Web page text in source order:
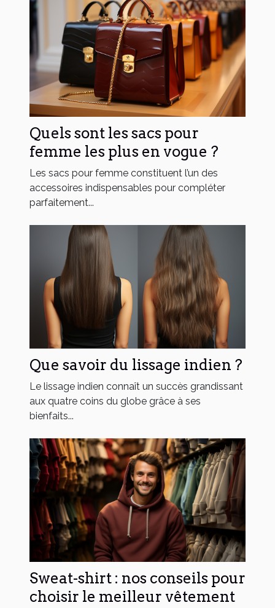
Quels sont les sacs pour
femme les plus en vogue ?
Les sacs pour femme constituent l’un des
accessoires indispensables pour compléter
parfaitement...
Que savoir du lissage indien ?
Le lissage indien connaît un succès grandissant
aux quatre coins du globe grâce à ses
bienfaits...
Sweat-shirt : nos conseils pour
choisir le meilleur vêtement